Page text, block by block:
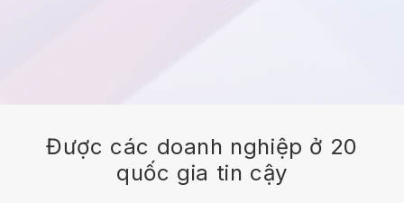
Được các doanh nghiệp ở 20
quốc gia tin cậy